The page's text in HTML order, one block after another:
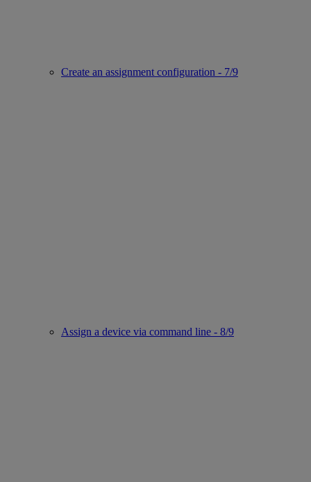
Create an assignment configuration - 7/9
Assign a device via command line - 8/9